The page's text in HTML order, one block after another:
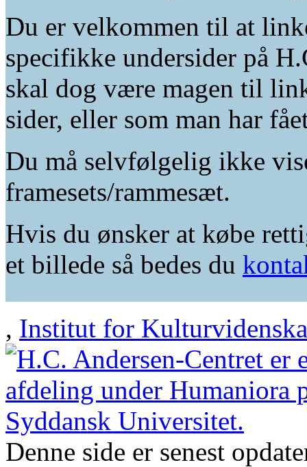
Du er velkommen til at
specifikke undersider på
skal dog være magen til
sider, eller som man har
Du må selvfølgelig ikke
framesets/rammesæt.
Hvis du ønsker at købe
et billede så bedes du
, Institut for
Denne side er senest